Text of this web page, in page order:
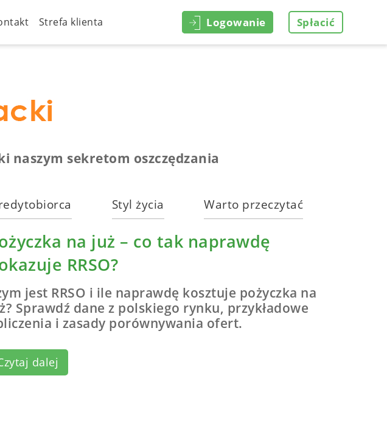
Spłacić
Logowanie
Strefa klienta
naszym sekretom oszczędzania
Styl życia Warto przeczytać
na już – co tak naprawdę
RRSO?
jest RRSO i ile naprawdę kosztuje pożyczka na
Sprawdź dane z polskiego rynku, przykładowe
i zasady porównywania ofert.
dalej